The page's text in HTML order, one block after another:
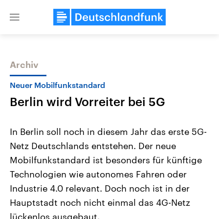
Close
Themen
Landtagswahl Sachsen-Anhalt
2026
Alle Informationen
Sachsen-Anhalt wählt am 6.
September 2026 einen neuen
Landtag. Seit 2021 wird das
Bundesland von einer Koalition aus
USA
Aktuelle Beiträge,
Hintergründe
Wirtschaftlich und
gehören die Vereinigten
Archiv
Neuer Mobilfunkstandard
Berlin wird Vorreiter bei 5G
In Berlin soll noch in diesem Jahr das erste 5G-
Netz Deutschlands entstehen. Der neue
Mobilfunkstandard ist besonders für künftige
Technologien wie autonomes Fahren oder
Industrie 4.0 relevant. Doch noch ist in der
Hauptstadt noch nicht einmal das 4G-Netz
lückenlos ausgebaut.